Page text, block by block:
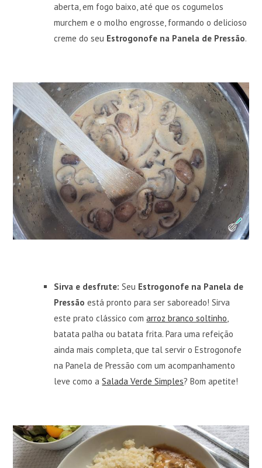
aberta, em fogo baixo, até que os cogumelos
murchem e o molho engrosse, formando o delicioso
creme do seu Estrogonofe na Panela de Pressão.
Sirva e desfrute: Seu Estrogonofe na Panela de
Pressão está pronto para ser saboreado! Sirva
este prato clássico comarroz branco soltinho
batata palha ou batata frita. Para uma refeição
ainda mais completa, que tal servir o Estrogonofe
na Panela de Pressão com um acompanhamento
leve como aSalada Verde Simples? Bom apetite!